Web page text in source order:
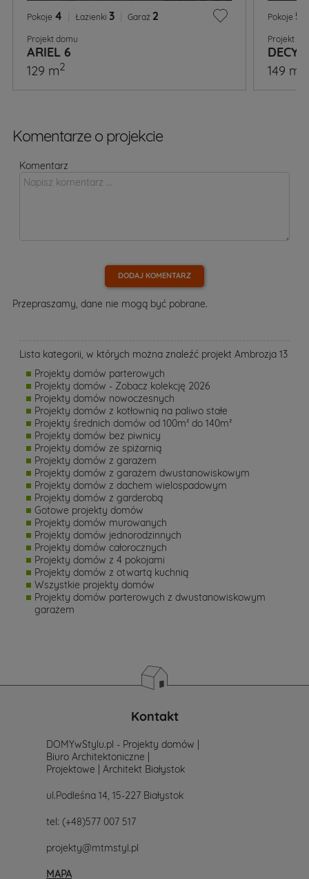
Pokoje 4 Łazienki 3 Garaż 2
Projekt domu
ARIEL 6
129 m2
Pokoje 5
Projekt
149 m
Komentarze o projekcie
Komentarz
DODAJ KOMENTARZ
Przepraszamy, dane nie mogą być pobrane.
Lista kategorii, w których można znaleźć projekt Ambrozja 13
Projekty domów parterowych
Projekty domów - Zobacz kolekcję 2026
Projekty domów nowoczesnych
Projekty domów z kotłownią na paliwo stałe
Projekty średnich domów od 100m² do 140m²
Projekty domów bez piwnicy
Projekty domów ze spiżarnią
Projekty domów z garażem
Projekty domów z garażem dwustanowiskowym
Projekty domów z dachem wielospadowym
Projekty domów z garderobą
Gotowe projekty domów
Projekty domów murowanych
Projekty domów jednorodzinnych
Projekty domów całorocznych
Projekty domów z 4 pokojami
Projekty domów z otwartą kuchnią
Wszystkie projekty domów
Projekty domów parterowych z dwustanowiskowym
garażem
Kontakt
DOMYwStylu.pl - Projekty domów |
Biuro Architektoniczne |
Projektowe | Architekt Białystok
ul.Podleśna 14, 15-227 Białystok
tel: (+48)577 007 517
projekty@mtmstyl.pl
MAPA